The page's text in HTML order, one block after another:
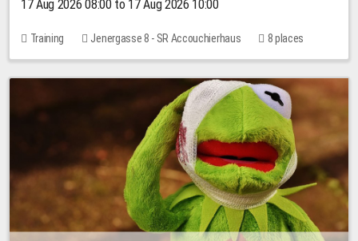
17 Aug 2026 08:00 to 17 Aug 2026 10:00
Training Jenergasse 8 - SR Accouchierhaus 8 places